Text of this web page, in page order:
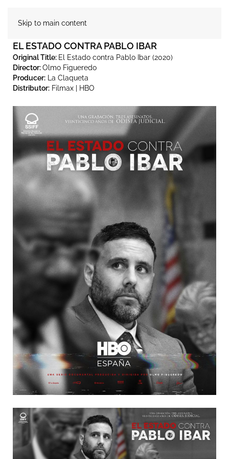
Skip to main content
EL ESTADO CONTRA PABLO IBAR
Original Title: El Estado contra Pablo Ibar (2020)
Director:Olmo Figueredo
Producer: La Claqueta
Distributor: Filmax | HBO